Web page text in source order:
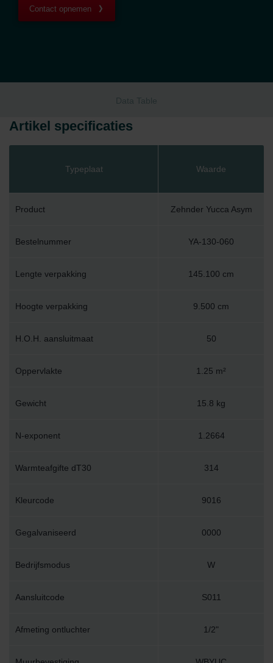
Contact opnemen
Data Table
Artikel specificaties
Typeplaat Waarde
Product Zehnder Yucca Asym
Bestelnummer YA-130-060
Lengte verpakking 145.100 cm
Hoogte verpakking 9.500 cm
H.O.H. aansluitmaat 50
Oppervlakte 1.25 m²
Gewicht 15.8 kg
N-exponent 1.2664
Warmteafgifte dT30 314
Kleurcode 9016
Gegalvaniseerd 0000
Bedrijfsmodus W
Aansluitcode S011
Afmeting ontluchter 1/2"